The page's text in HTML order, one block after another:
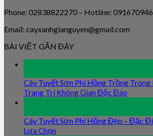
Phone: 02838822270 – Hotline:
Email: cayxanhgianguyen@gmail.com
BÀI VIẾT GẦN ĐÂY
Cây Tuyết Sơn Phi Hồng Trồng Trong
Trang Trí Không Gian Độc Đáo
Cây Tuyết Sơn Phi Hồng Đẹp – Đặc
Lựa Chọn